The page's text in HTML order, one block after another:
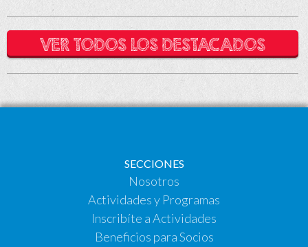
VER TODOS LOS DESTACADOS
SECCIONES
Nosotros
Actividades y Programas
Inscribíte a Actividades
Beneficios para Socios